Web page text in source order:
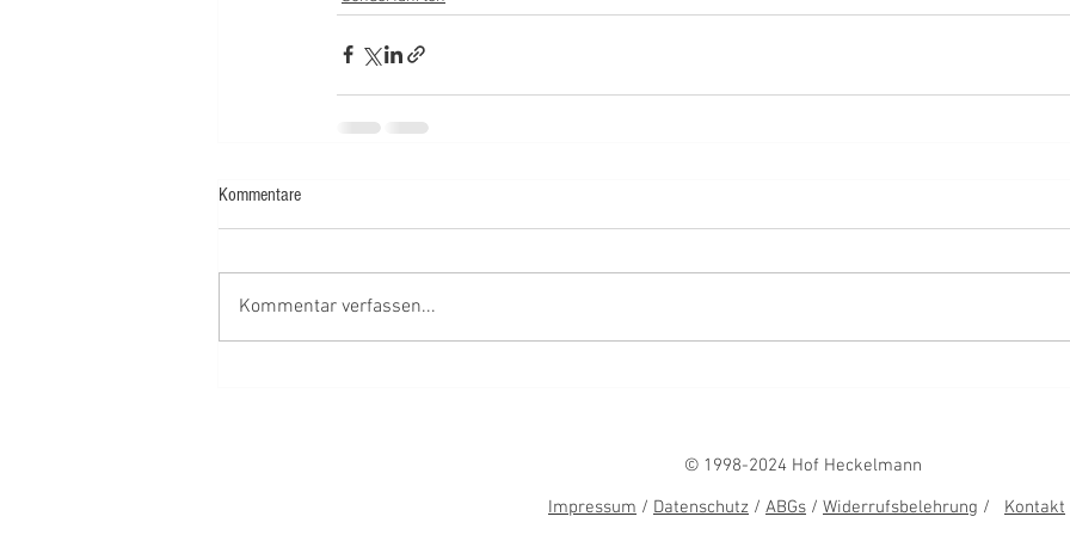
Kommentare
Kommentar verfassen...
© 1998-2024 Hof Heckelmann
Impressum / Datenschutz / ABGs / Widerrufsbelehrung / Kontakt